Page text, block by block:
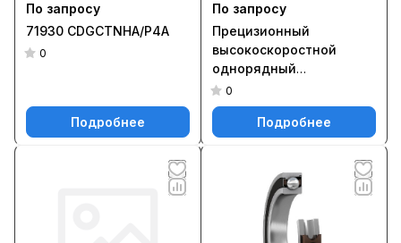
По запросу
71930 CDGCTNHA/P4A
0
Подробнее
По запросу
Прецизионный
высокоскоростной
однорядный
радиально-упорный
шарикоподшипник типа
E с углом контакта 15°
0
Подробнее